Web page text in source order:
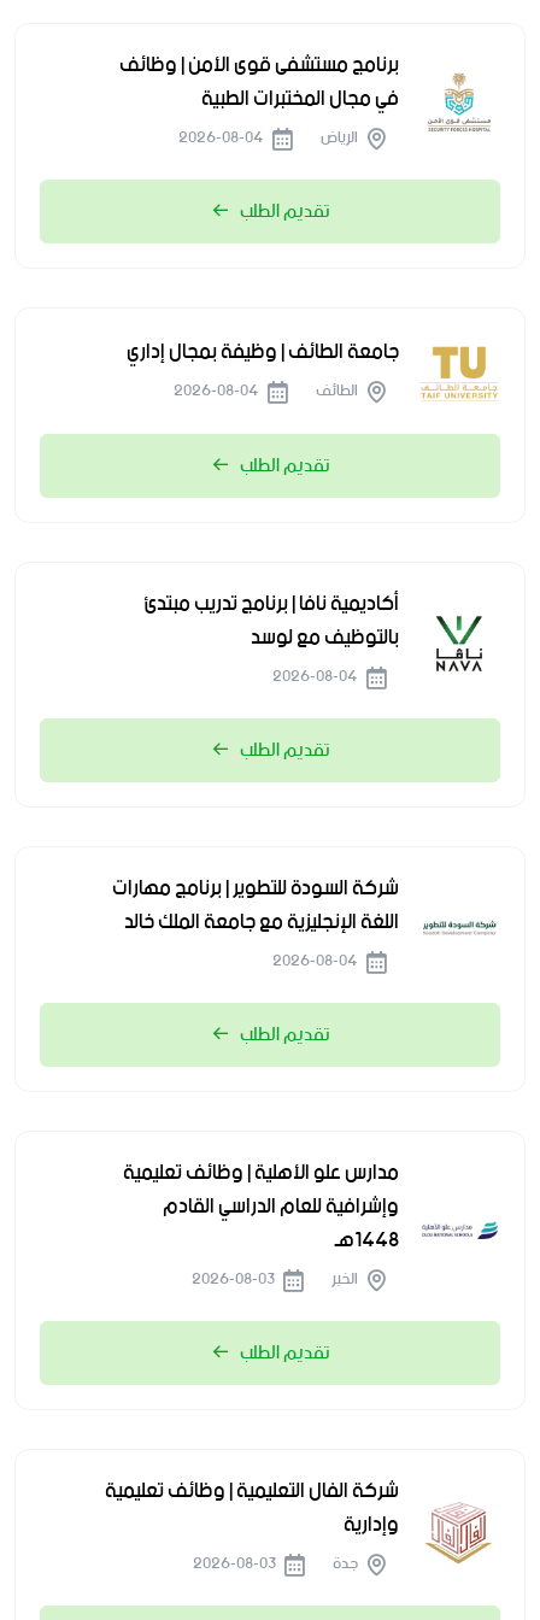
برنامج مستشفى قوى الأمن | وظائف
في مجال المختبرات الطبية
الرياض
تقديم الطلب
جامعة الطائف | وظيفة بمجال إداري
الطائف
تقديم الطلب
أكاديمية نافا | برنامج تدريب مبتدئ
بالتوظيف مع لوسد
تقديم الطلب
شركة السودة للتطوير | برنامج مهارات
اللغة الإنجليزية مع جامعة الملك خالد
تقديم الطلب
مدارس علو الأهلية | وظائف تعليمية
وإشرافية للعام الدراسي القادم
1448هـ
الخبر
تقديم الطلب
شركة الفال التعليمية | وظائف تعليمية
وإدارية
جدة